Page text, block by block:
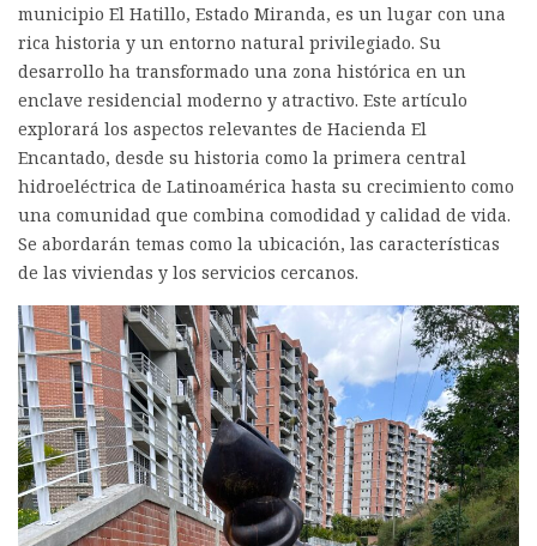
municipio El Hatillo, Estado Miranda, es un lugar con una
rica historia y un entorno natural privilegiado. Su
desarrollo ha transformado una zona histórica en un
enclave residencial moderno y atractivo. Este artículo
explorará los aspectos relevantes de Hacienda El
Encantado, desde su historia como la primera central
hidroeléctrica de Latinoamérica hasta su crecimiento como
una comunidad que combina comodidad y calidad de vida.
Se abordarán temas como la ubicación, las características
de las viviendas y los servicios cercanos.